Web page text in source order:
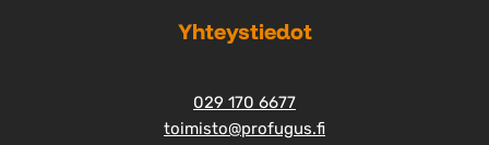
Yhteystiedot
029 170 6677
toimisto@profugus.fi